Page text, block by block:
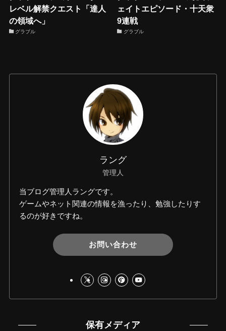
レベル解禁クエスト「達人
の領域へ」
グラブル
ェイトエピソード・十天衆
9連戦
グラブル
ラング
管理人
当ブログ管理人ラングです。
ゲームやネット関連の情報を漁ったり、勉強したりす
るのが好きですね。
お問い合わせ
保有メディア